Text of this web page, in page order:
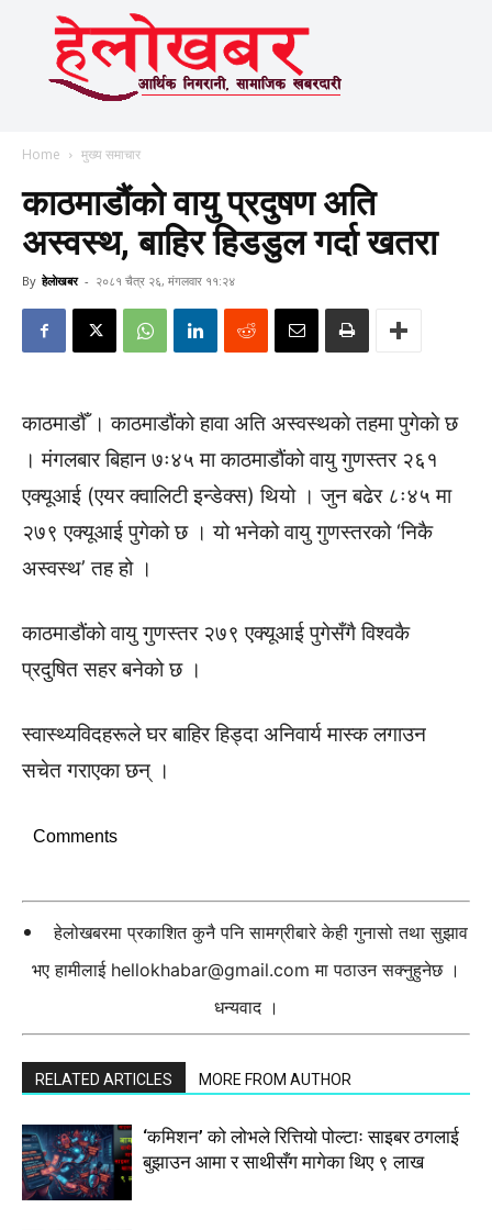
Home मुख्य समाचार
काठमाडौंको वायु प्रदुषण अति
अस्वस्थ, बाहिर हिडडुल गर्दा खतरा
By हेलाेखबर - २०८१ चैत्र २६, मंगलवार ११:२४
काठमाडौँ । काठमाडौंको हावा अति अस्वस्थकाे तहमा पुगेकाे छ
। मंगलबार बिहान ७ः४५ मा काठमाडौंको वायु गुणस्तर २६१
एक्यूआई (एयर क्वालिटी इन्डेक्स) थियो । जुन बढेर ८ः४५ मा
२७९ एक्यूआई पुगेको छ । यो भनेको वायु गुणस्तरको ‘निकै
अस्वस्थ’ तह हो ।
काठमाडौंको वायु गुणस्तर २७९ एक्यूआई पुगेसँगै विश्वकै
प्रदुषित सहर बनेको छ ।
स्वास्थ्यविदहरूले घर बाहिर हिड्दा अनिवार्य मास्क लगाउन
सचेत गराएका छन् ।
Comments
हेलोखबरमा प्रकाशित कुनै पनि सामग्रीबारे केही गुनासो तथा सुझाव
भए हामीलाई hellokhabar@gmail.com मा पठाउन सक्नुहुनेछ ।
धन्यवाद ।
RELATED ARTICLES MORE FROM AUTHOR
‘कमिशन’ को लोभले रित्तियो पोल्टाः साइबर ठगलाई
बुझाउन आमा र साथीसँग मागेका थिए ९ लाख